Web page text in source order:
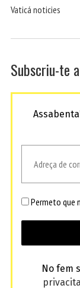
Vaticá noticies
Subscriu-te
Permeto que
No fem